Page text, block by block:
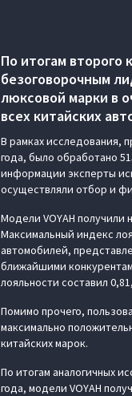
По итогам второго
безоговорочным
люксовой марки в
всех китайских
В рамках исследования,
года, было обработано
информации эксперты
осуществляли отбор и
Модели VOYAH
Максимальный индекс
автомобилей,
ближайшими
лояльности составил
Помимо прочего,
максимально
китайских марок.
По итогам аналогичных
года, модели VOYAH